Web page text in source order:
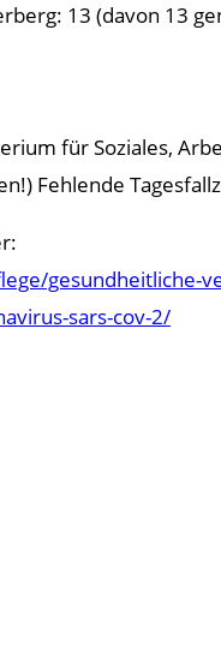
13 (davon 13
für Soziales,
Fehlende
gesundheitliche-
sars-cov-2/